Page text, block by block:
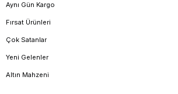
Aynı Gün Kargo
Fırsat Ürünleri
Çok Satanlar
Yeni Gelenler
Altın Mahzeni